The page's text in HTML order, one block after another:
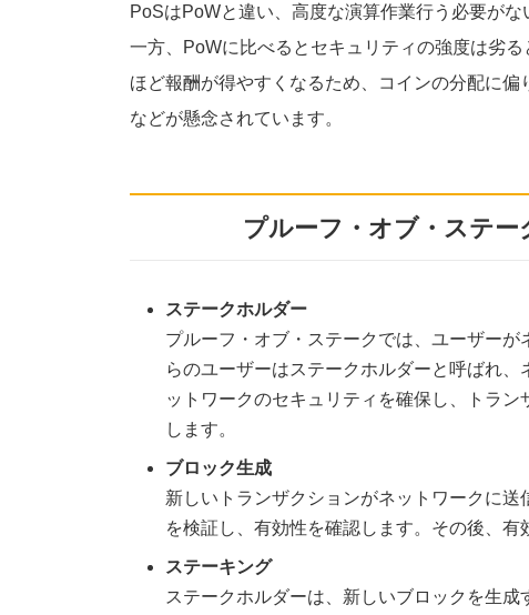
PoSはPoWと違い、高度な演算作業行う必要が
一方、PoWに比べるとセキュリティの強度は劣
ほど報酬が得やすくなるため、コインの分配に
などが懸念されています。
プルーフ・オブ・ステ
ステークホルダー
プルーフ・オブ・ステークでは、ユーザー
らのユーザーはステークホルダーと呼ばれ
ットワークのセキュリティを確保し、トラ
します。
ブロック生成
新しいトランザクションがネットワークに
を検証し、有効性を確認します。その後、有
ステーキング
ステークホルダーは、新しいブロックを生